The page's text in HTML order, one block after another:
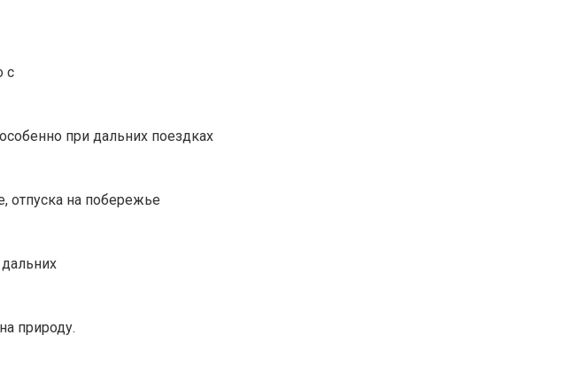
с
при дальних поездках
отпуска на побережье
природу.